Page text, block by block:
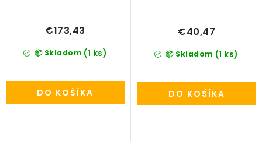
📦 Skladom (1 ks)
€173,43
DO KOŠÍKA
📦 Skladom (1 ks)
€40,47
DO KOŠÍKA